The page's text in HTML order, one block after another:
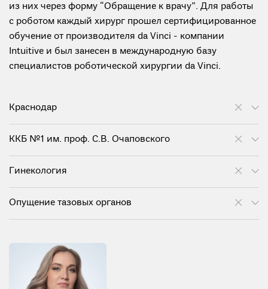
из них через форму “Обращение к врачу”. Для работы
с роботом каждый хирург прошел сертифицированное
обучение от производителя da Vinci - компании
Intuitive и был занесен в международную базу
специалистов роботической хирургии da Vinci.
Краснодар
ККБ №1 им. проф. С.В. Очаповского
Гинекология
Опущение тазовых органов